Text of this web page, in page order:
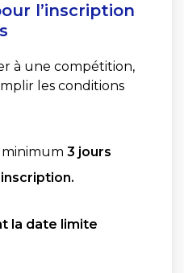
l’inscription
à une compétition,
les conditions
minimum 3 jours
la date limite